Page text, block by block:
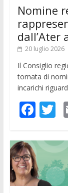
Nomine
dall’Ater
20 luglio 2026
Il Consiglio
tornata di
incarichi
F
e
b
o
T